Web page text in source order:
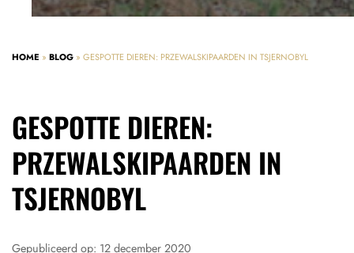
HOME » BLOG » GESPOTTE DIEREN: PRZEWALSKIPAARDEN IN TSJERNOBYL
GESPOTTE DIEREN:
PRZEWALSKIPAARDEN IN
TSJERNOBYL
Gepubliceerd op: 12 december 2020